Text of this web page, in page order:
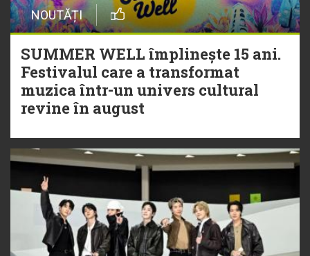
NOUTĂȚI
SUMMER WELL împlinește 15 ani.
Festivalul care a transformat
muzica într-un univers cultural
revine în august